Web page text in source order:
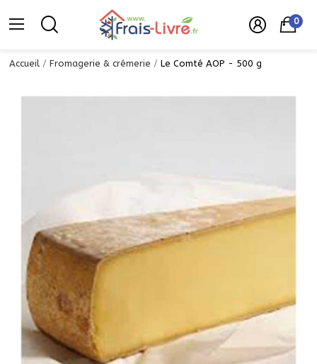
0
Accueil Fromagerie & crémerie Le Comté AOP - 500 g